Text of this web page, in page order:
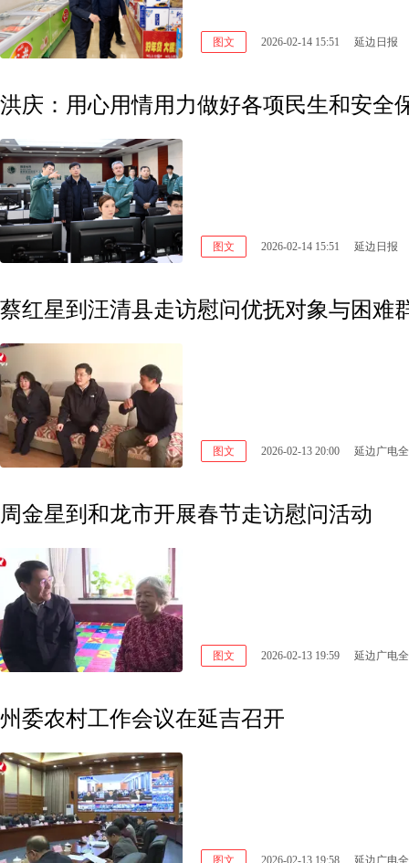
图文 2026-02-14 15:51 延边日报
洪庆：用心用情用力做好各项民生和安全
图文 2026-02-14 15:51 延边日报
蔡红星到汪清县走访慰问优抚对象与困难
图文 2026-02-13 20:00 延边广电
周金星到和龙市开展春节走访慰问活动
图文 2026-02-13 19:59 延边广电
州委农村工作会议在延吉召开
图文 2026-02-13 19:58 延边广电